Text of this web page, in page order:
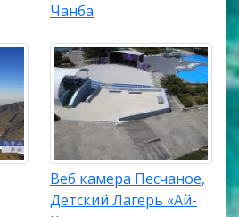
Чанба
Веб камера Песчаное,
Детский Лагерь «Ай-